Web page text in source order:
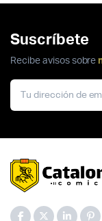
Suscríbete
Recibe avisos sobre